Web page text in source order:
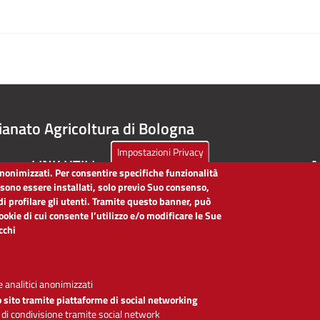
Agricoltura di Bologna
LINK UTILI
Dichiarazione di accessibilità
Obiettivi di accessibilità
Impostazioni Privacy
Per consentire specifiche funzionalità
essere installati, solo previo Suo consenso,
profilare gli utenti. Tramite questo banner, può
di cui consente l’utilizzo e/o modificare le Sue
analitici anonimizzati
sito tramite piattaforme di social networking
condivisione tramite social network